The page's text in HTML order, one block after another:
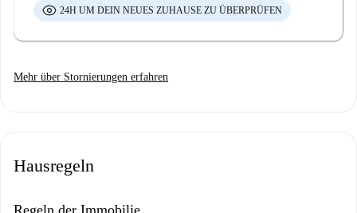
24H UM DEIN NEUES ZUHAUSE ZU ÜBERPRÜFEN
Mehr über Stornierungen erfahren
Hausregeln
Regeln der Immobilie